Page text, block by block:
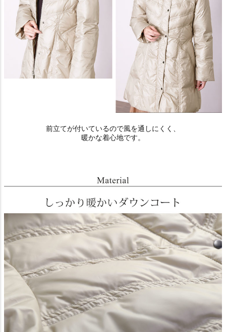
前立てが付いているので風を通しにくく、
暖かな着心地です。